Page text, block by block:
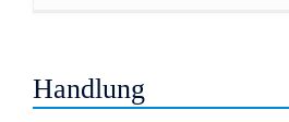
Handlung